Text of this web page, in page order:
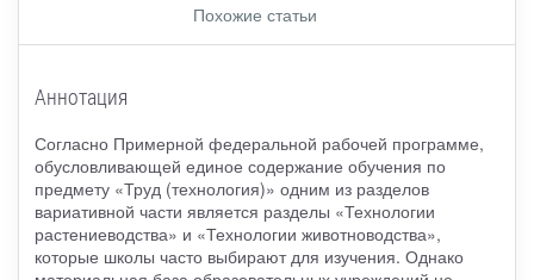
Похожие статьи
Аннотация
Согласно Примерной федеральной рабочей программе,
обусловливающей единое содержание обучения по
предмету «Труд (технология)» одним из разделов
вариативной части является разделы «Технологии
растениеводства» и «Технологии животноводства»,
которые школы часто выбирают для изучения. Однако